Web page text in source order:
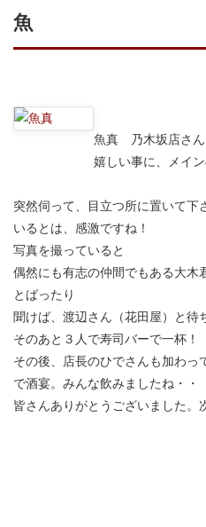
魚
魚真 乃木坂店さん
嬉しい事に、メイ
突然伺って、目立つ所に置いて下
いるとは、感激ですね！
写真を撮っていると
偶然にも有志の仲間でもある大木
とばったり
聞けば、渡辺さん（花田屋）と待
そのあと３人で寿司バーで一杯！
その後、店長のひでさんも加わ
で酒宴。みんな飲みましたね・・
皆さんありがとうございました。